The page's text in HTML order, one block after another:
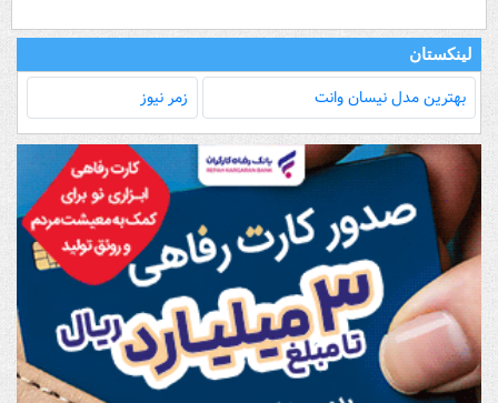
لینکستان
بهترین مدل‌ نیسان وانت زمر نیوز